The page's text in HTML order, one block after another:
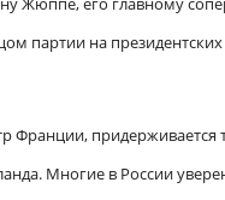
партии на
Многие в России